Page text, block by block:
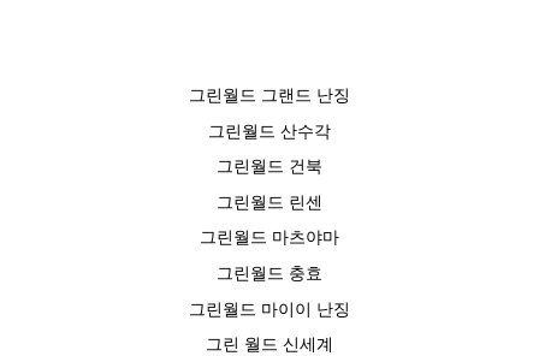
그린월드 그랜드 난징
그린월드 산수각
그린월드 건북
그린월드 린센
그린월드 마츠야마
그린월드 충효
그린월드 마이이 난징
그린 월드 신세계